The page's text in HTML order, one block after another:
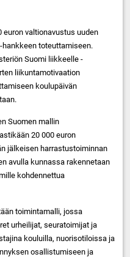
euron valtionavustus uuden
-hankkeen toteuttamiseen.
Suomi liikkeelle -
liikuntamotivaation
koulupäivän
Suomen mallin
20 000 euron
jälkeisen harrastustoiminnan
avulla kunnassa rakennetaan
kohdennettua
toimintamalli, jossa
urheilijat, seuratoimijat ja
kouluilla, nuorisotiloissa ja
osallistumiseen ja